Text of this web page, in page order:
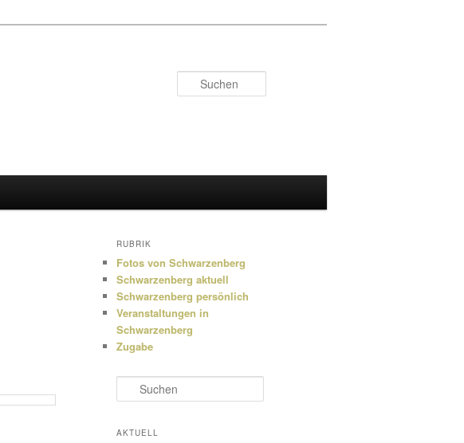
RUBRIK
Fotos von Schwarzenberg
Schwarzenberg aktuell
Schwarzenberg persönlich
Veranstaltungen in
Schwarzenberg
Zugabe
u
h
AKTUELL